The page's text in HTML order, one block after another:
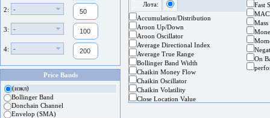
2: -
3: -
4: -
Price Bands
(изкл)
Bollinger Band
Donchain Channel
Envelop (SMA)
Лота:
Accumulation/Distribution
Aroon Up/Down
Aroon Oscillator
Average Directional Index
Average True Range
Bollinger Band Width
Chaikin Money Flow
Chaikin Oscillator
Chaikin Volatility
Close Location Value
Fast
On